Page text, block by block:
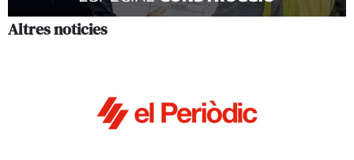
Altres noticies